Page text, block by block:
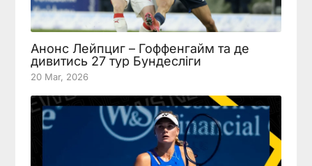
Анонс Лейпциг – Гоффенгайм та де
дивитись 27 тур Бундесліги
20 Mar, 2026